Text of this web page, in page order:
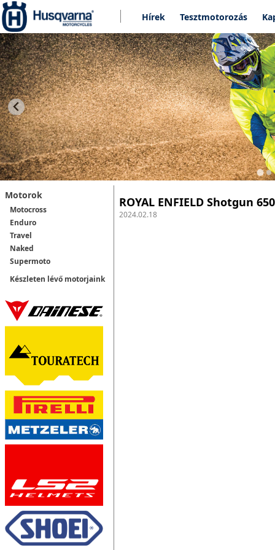
Hírek Tesztmotorozás
Motorok
Motocross
Enduro
Travel
Naked
Supermoto
Készleten lévő motorjaink
ROYAL ENFIELD Shotgun 650
2024.02.18